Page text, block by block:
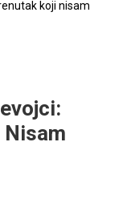
koji nisam
Nisam